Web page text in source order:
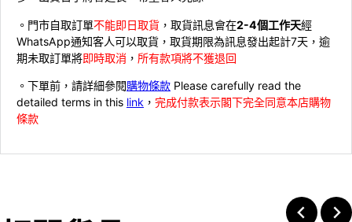
。門市自取訂單不能即日取貨 ，取貨訊息會在2-4個工作天經
WhatsApp通知客人可以取貨，取貨期限為訊息發出起計7天，逾
期未取訂單將即時取消 ， 所有款項將不獲退回
。下單前，請詳細參閱購物條款 Please carefully read the
detailed terms in this link ， 完成付款表示閣下完全同意本店購物
條款